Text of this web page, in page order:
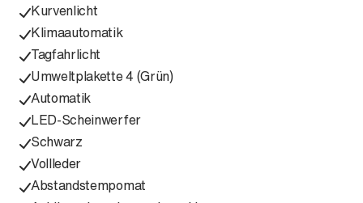
Kurvenlicht
Klimaautomatik
Tagfahrlicht
Umweltplakette 4 (Grün)
Automatik
LED-Scheinwerfer
Schwarz
Vollleder
Abstandstempomat